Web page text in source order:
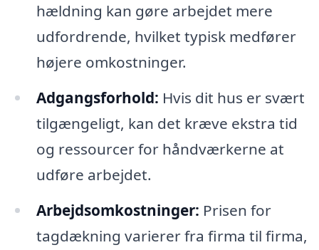
hældning kan gøre arbejdet mere
udfordrende, hvilket typisk medfører
højere omkostninger.
Adgangsforhold: Hvis dit hus er svært
tilgængeligt, kan det kræve ekstra tid
og ressourcer for håndværkerne at
udføre arbejdet.
Arbejdsomkostninger: Prisen for
tagdækning varierer fra firma til firma,